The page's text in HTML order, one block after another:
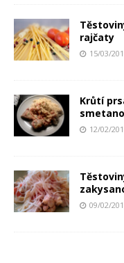
rajčaty
15/03/
Krůtí
12/02/
09/02/